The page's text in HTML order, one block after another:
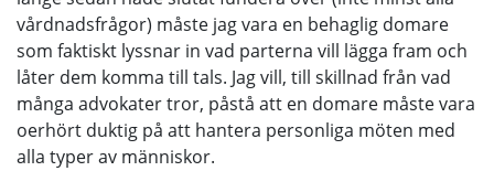
vårdnadsfrågor) måste jag vara en behaglig domare
som faktiskt lyssnar in vad parterna vill lägga fram och
låter dem komma till tals. Jag vill, till skillnad från vad
många advokater tror, påstå att en domare måste vara
oerhört duktig på att hantera personliga möten med
alla typer av människor.